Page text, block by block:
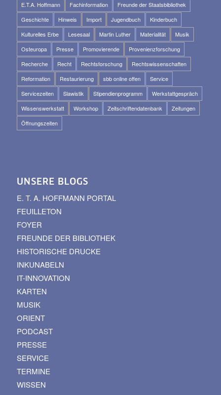
E.T.A. Hoffmann
Fachinformation
Freunde der Staatsbibliothek
Geschichte
Hinweis Import Jugendbuch
Kinderbuch
Kulturelles Erbe
Lesesaal Martin Luther Materialität
Musik
Osteuropa
Presse Promovierende
Provenienzforschung
Recherche
Recht Rechtsforschung
Rechtswissenschaften
Reformation
Restaurierung sbb online offen
Service
Servicezeiten
Slawistik Stipendienprogramm
Werkstattgespräch
Wissenswerkstatt
Workshop Zeitschriftendatenbank
Zeitungen
Öffnungszeiten
UNSERE BLOGS
E. T. A. HOFFMANN PORTAL
FEUILLETON
FOYER
FREUNDE DER BIBLIOTHEK
HISTORISCHE DRUCKE
INKUNABELN
IT-INNOVATION
KARTEN
MUSIK
ORIENT
PODCAST
PRESSE
SERVICE
TERMINE
WISSEN